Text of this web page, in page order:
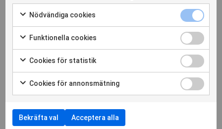
Projektledare
mail
catarina.hagman@blomqvist-tham.se
tel
070-573 19 94
Nödvändiga cookies
Funktionella cookies
Cookies för statistik
Cookies för annonsmätning
Bekräfta val Acceptera alla